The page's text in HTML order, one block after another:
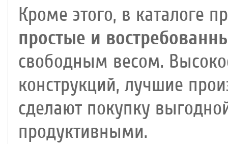
Кроме этого, в каталоге
простые и
свободным весом.
конструкций, лучшие
сделают покупку
продуктивными.